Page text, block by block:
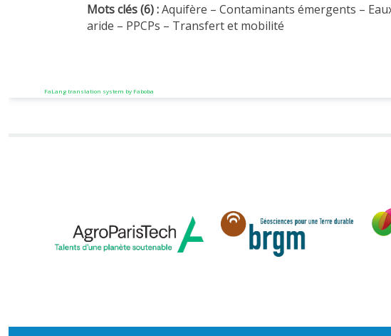
Mots clés (6) :Aquifère – Contaminants émergents –
aride – PPCPs – Transfert et mobilité
FaLang translation system by Faboba